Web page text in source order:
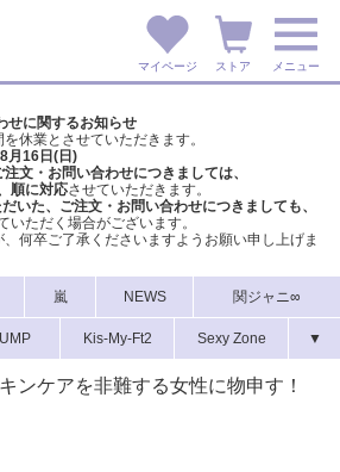
マイページ ストア メニュー
せに関するお知らせ
休業とさせていただきます。
月16日(日)
文・お問い合わせにつきましては、
順に対応させていただきます。
いた、ご注文・ お問い合わせにつきましても、
いただく場合がございます。
何卒ご了承くださいますようお願い申し上げま
嵐 NEWS 関ジャニ∞
Kis-My-Ft2 Sexy Zone ▼
ンケアを非難する女性に物申す！